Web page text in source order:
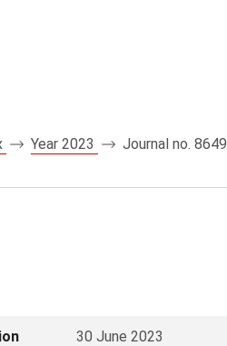
Year 2023 Journal no. 8649
30 June 2023